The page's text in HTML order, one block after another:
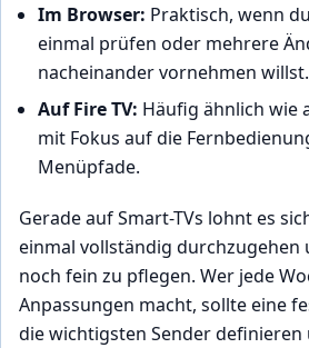
Im Browser: Praktisch, wenn
einmal prüfen oder mehrere
nacheinander vornehmen willst.
Auf Fire TV: Häufig ähnlich wie
mit Fokus auf die
Menüpfade.
Gerade auf Smart-TVs lohnt es
einmal vollständig durchzugehen
noch fein zu pflegen. Wer jede
Anpassungen macht, sollte eine
die wichtigsten Sender definieren